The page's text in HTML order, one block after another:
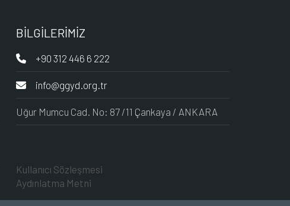
BİLGİLERİMİZ
+90 312 446 6 222
info@ggyd.org.tr
Uğur Mumcu Cad. No: 87 /11 Çankaya / ANKARA
Kullanıcı Sözleşmesi
Aydınlatma Metni